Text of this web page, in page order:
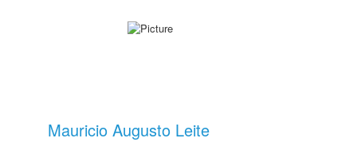
Mauricio Augusto Leite